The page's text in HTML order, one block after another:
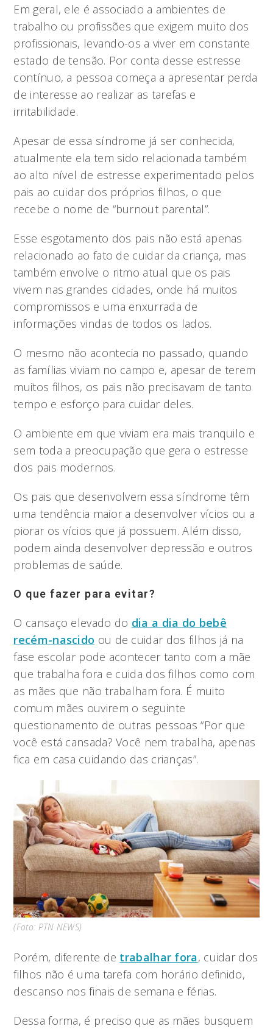
Em geral, ele é associado a ambientes de
trabalho ou profissões que exigem muito dos
profissionais, levando-os a viver em constante
estado de tensão. Por conta desse estresse
contínuo, a pessoa começa a apresentar perda
de interesse ao realizar as tarefas e
irritabilidade.
Apesar de essa síndrome já ser conhecida,
atualmente ela tem sido relacionada também
ao alto nível de estresse experimentado pelos
pais ao cuidar dos próprios filhos, o que
recebe o nome de “burnout parental”.
Esse esgotamento dos pais não está apenas
relacionado ao fato de cuidar da criança, mas
também envolve o ritmo atual que os pais
vivem nas grandes cidades, onde há muitos
compromissos e uma enxurrada de
informações vindas de todos os lados.
O mesmo não acontecia no passado, quando
as famílias viviam no campo e, apesar de terem
muitos filhos, os pais não precisavam de tanto
tempo e esforço para cuidar deles.
O ambiente em que viviam era mais tranquilo e
sem toda a preocupação que gera o estresse
dos pais modernos.
Os pais que desenvolvem essa síndrome têm
uma tendência maior a desenvolver vícios ou a
piorar os vícios que já possuem. Além disso,
podem ainda desenvolver depressão e outros
problemas de saúde.
O que fazer para evitar?
O cansaço elevado do dia a dia do bebê
recém-nascido ou de cuidar dos filhos já na
fase escolar pode acontecer tanto com a mãe
que trabalha fora e cuida dos filhos como com
as mães que não trabalham fora. É muito
comum mães ouvirem o seguinte
questionamento de outras pessoas “Por que
você está cansada? Você nem trabalha, apenas
fica em casa cuidando das crianças”.
(Foto: PTN NEWS)
Porém, diferente de trabalhar fora, cuidar dos
filhos não é uma tarefa com horário definido,
descanso nos finais de semana e férias.
Dessa forma, é preciso que as mães busquem